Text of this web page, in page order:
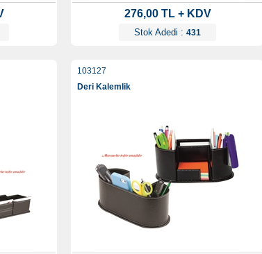
276,00 TL + KDV
Stok Adedi : 431
103127
Deri Kalemlik